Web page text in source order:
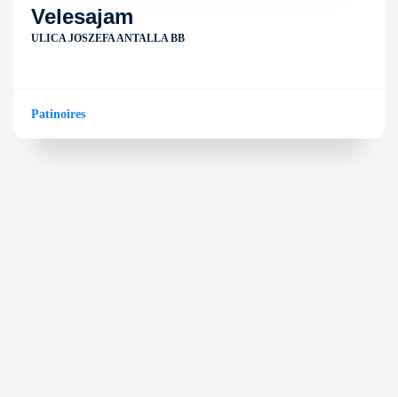
Velesajam
ULICA JOSZEFA ANTALLA BB
Patinoires